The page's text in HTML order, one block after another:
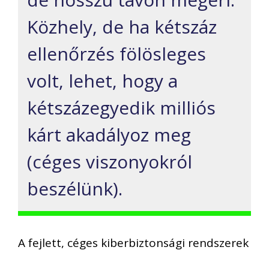
Közhely, de ha kétszáz
ellenőrzés fölösleges
volt, lehet, hogy a
kétszázegyedik milliós
kárt akadályoz meg
(céges viszonyokról
beszélünk).
A fejlett, céges kiberbiztonsági rendszerek